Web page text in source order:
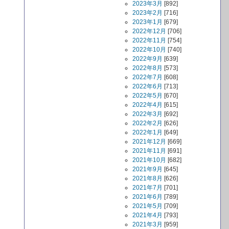
2023年3月 [892]
2023年2月 [716]
2023年1月 [679]
2022年12月 [706]
2022年11月 [754]
2022年10月 [740]
2022年9月 [639]
2022年8月 [573]
2022年7月 [608]
2022年6月 [713]
2022年5月 [670]
2022年4月 [615]
2022年3月 [692]
2022年2月 [626]
2022年1月 [649]
2021年12月 [669]
2021年11月 [691]
2021年10月 [682]
2021年9月 [645]
2021年8月 [626]
2021年7月 [701]
2021年6月 [789]
2021年5月 [709]
2021年4月 [793]
2021年3月 [959]